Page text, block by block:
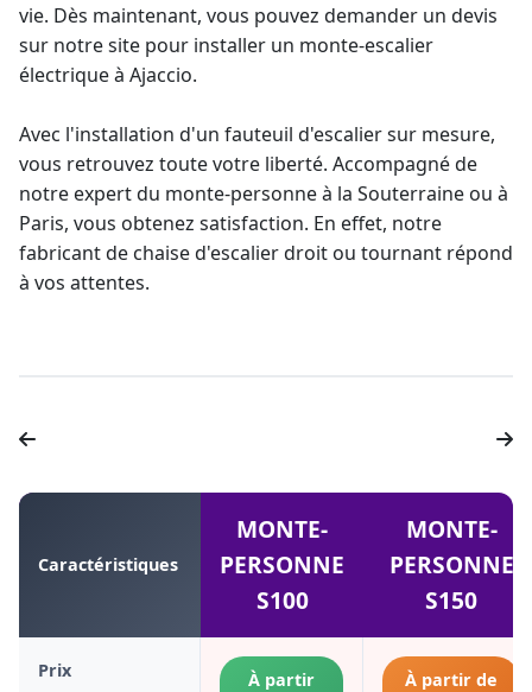
vie. Dès maintenant, vous pouvez demander un devis
sur notre site pour installer un monte-escalier
électriqueà Ajaccio.
Avec l'installation d'un fauteuil d'escalier sur mesure,
vous retrouvez toute votre liberté. Accompagné de
notre expert du monte-personne à la Souterraine ou à
Paris, vous obtenez satisfaction. En effet, notre
fabricant de chaise d'escalier droit ou tournant répond
à vos attentes.
Caractéristiques
MONTE-
PERSONNE
S100
MONTE-
PERSONNE
S150
Prix
À partir
À partir de